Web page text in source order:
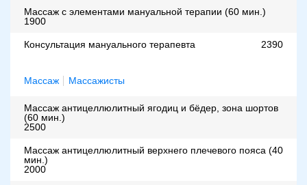
Массаж с элементами мануальной терапии (60 мин.)
1900
Консультация мануального терапевта 2390
Массаж Массажисты
Массаж антицеллюлитный ягодиц и бёдер, зона шортов
(60 мин.)
2500
Массаж антицеллюлитный верхнего плечевого пояса (40
мин.)
2000